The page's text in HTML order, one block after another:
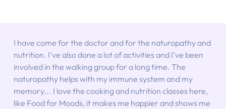
I have come for the doctor and for the naturopathy and
nutrition. I’ve also done a lot of activities and I’ve been
involved in the walking group for a long time. The
naturopathy helps with my immune system and my
memory... I love the cooking and nutrition classes here,
like Food for Moods, it makes me happier and shows me